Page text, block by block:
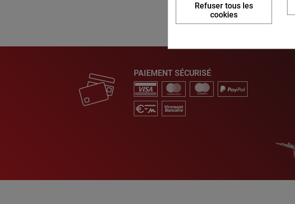
PAIEMENT SÉCURISÉ
Refuser tous les
cookies